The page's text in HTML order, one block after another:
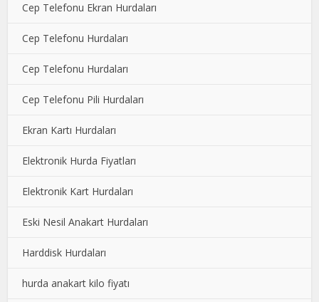
Cep Telefonu Ekran Hurdaları
Cep Telefonu Hurdaları
Cep Telefonu Hurdaları
Cep Telefonu Pili Hurdaları
Ekran Kartı Hurdaları
Elektronik Hurda Fiyatları
Elektronik Kart Hurdaları
Eski Nesil Anakart Hurdaları
Harddisk Hurdaları
hurda anakart kilo fiyatı